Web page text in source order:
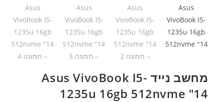
מחשב נייד Asus VivoBook I5-
1235u 16gb 512nvme "14